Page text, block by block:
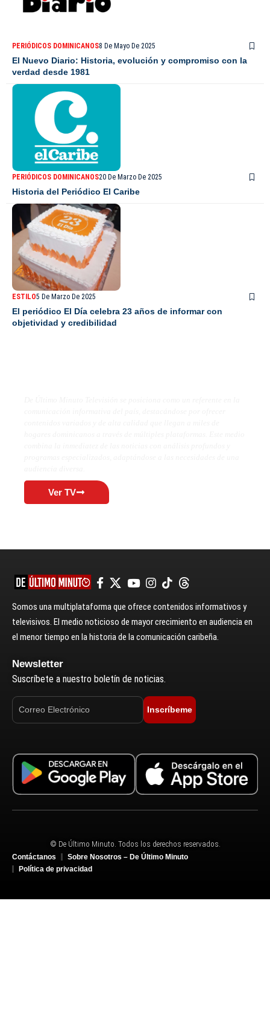
PERIÓDICOS DOMINICANOS8 De Mayo De 2025
El Nuevo Diario: Historia, evolución y compromiso con la
verdad desde 1981
PERIÓDICOS DOMINICANOS20 De Marzo De 2025
Historia del Periódico El Caribe
ESTILO5 De Marzo De 2025
El periódico El Día celebra 23 años de informar con
objetividad y credibilidad
Ver TV
Somos una multiplataforma que ofrece contenidos informativos y
televisivos. El medio noticioso de mayor crecimiento en audiencia en
el menor tiempo en la historia de la comunicación caribeña.
Newsletter
Suscríbete a nuestro boletín de noticias.
Inscríbeme
© De Último Minuto. Todos los derechos reservados.
Contáctanos
Sobre Nosotros – De Último Minuto
Política de privacidad